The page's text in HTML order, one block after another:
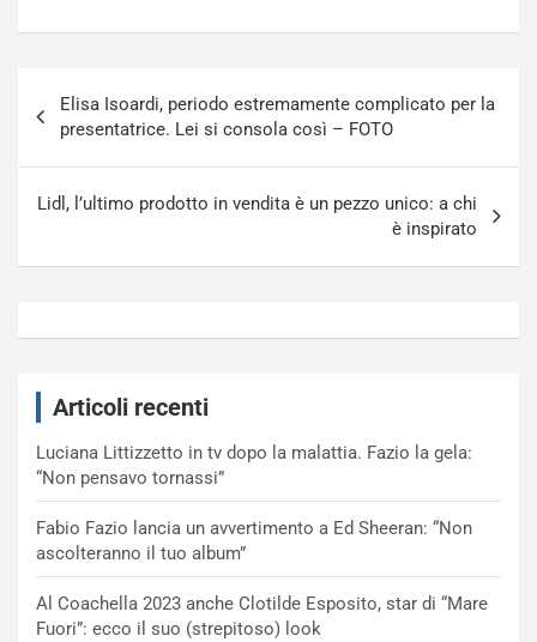
articoli
Elisa Isoardi, periodo estremamente complicato per la
presentatrice. Lei si consola così – FOTO
Lidl, l’ultimo prodotto in vendita è un pezzo unico: a chi
è inspirato
Articoli recenti
Luciana Littizzetto in tv dopo la malattia. Fazio la gela:
“Non pensavo tornassi”
Fabio Fazio lancia un avvertimento a Ed Sheeran: “Non
ascolteranno il tuo album”
Al Coachella 2023 anche Clotilde Esposito, star di “Mare
Fuori”: ecco il suo (strepitoso) look